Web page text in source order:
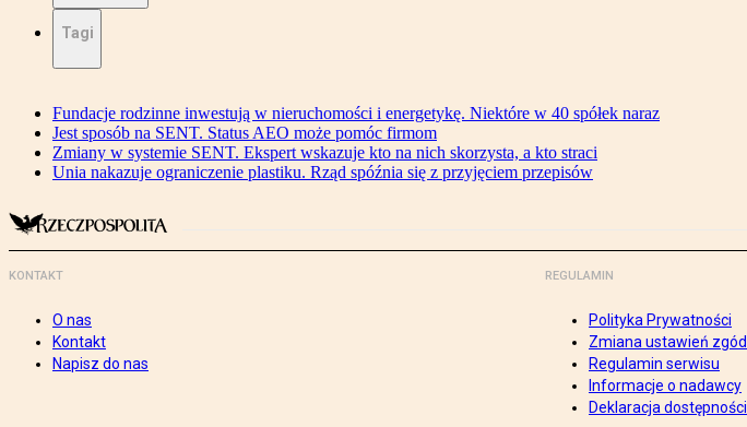
Tagi
Fundacje rodzinne inwestują w nieruchomości i energetykę. Niektóre w 40 spółek naraz
Jest sposób na SENT. Status AEO może pomóc firmom
Zmiany w systemie SENT. Ekspert wskazuje kto na nich skorzysta, a kto straci
Unia nakazuje ograniczenie plastiku. Rząd spóźnia się z przyjęciem przepisów
KONTAKT
O nas
Kontakt
Napisz do nas
REGULAMIN
Polityka Prywatności
Zmiana ustawień zgód
Regulamin serwisu
Informacje o nadawcy
Deklaracja dostępności